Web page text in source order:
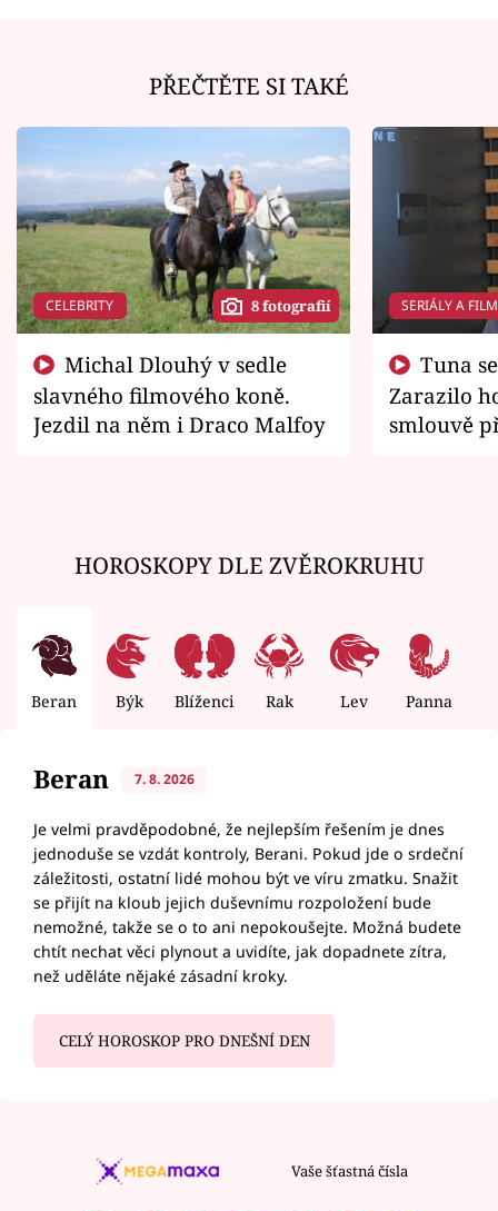
PŘEČTĚTE SI TAKÉ
CELEBRITY 8 fotografií
slavného filmového koně.
Jezdil na něm i Draco Malfoy
SERIÁLY A
Zarazilo
smlouvě
HOROSKOPY DLE ZVĚROKRUHU
Beran Býk Blíženci Rak Lev Panna
Beran 7. 8. 2026
Je velmi pravděpodobné, že nejlepším řešením je dnes
jednoduše se vzdát kontroly, Berani. Pokud jde o srdeční
záležitosti, ostatní lidé mohou být ve víru zmatku. Snažit
se přijít na kloub jejich duševnímu rozpoložení bude
nemožné, takže se o to ani nepokoušejte. Možná budete
chtít nechat věci plynout a uvidíte, jak dopadnete zítra,
než uděláte nějaké zásadní kroky.
CELÝ HOROSKOP PRO DNEŠNÍ DEN
Vaše šťastná čísla